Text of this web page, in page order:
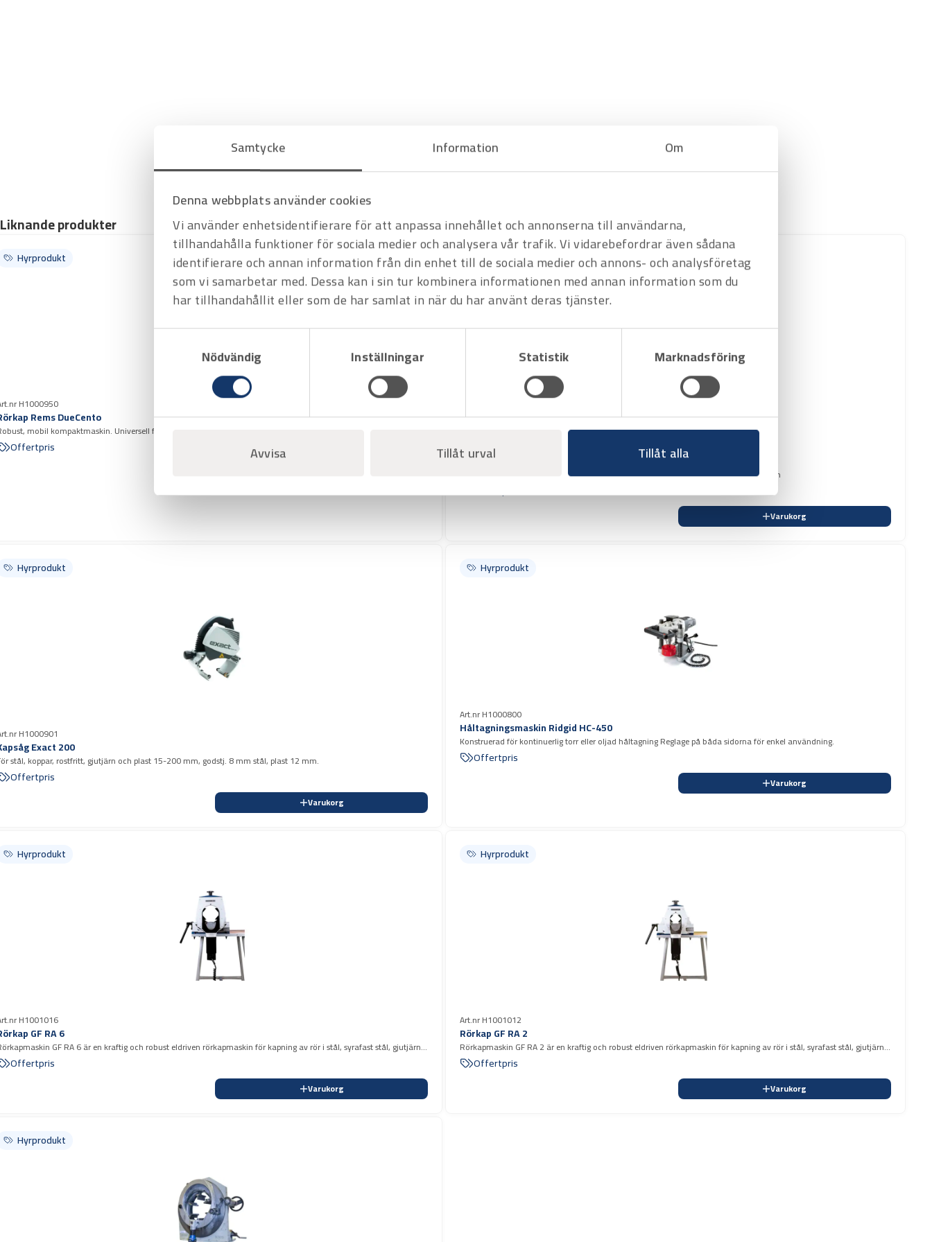
Samtycke Information Om
Denna webbplats använder cookies
Vi använder enhetsidentifierare för att anpassa innehållet och annonserna till användarna,
tillhandahålla funktioner för sociala medier och analysera vår trafik. Vi vidarebefordrar även sådana
identifierare och annan information från din enhet till de sociala medier och annons- och analysföretag
som vi samarbetar med. Dessa kan i sin tur kombinera informationen med annan information som du
har tillhandahållit eller som de har samlat in när du har använt deras tjänster.
Nödvändig
Inställningar Statistik Marknadsföring
Avvisa Tillåt urval Tillåt alla
Liknande produkter
Hyrprodukt
H1000950
Rems DueCento
mobil kompaktmaskin. Universell för kapning av rör.
Offertpris
Hyrprodukt
Art.nr H1350300
Gängmaskin Ridgid 300, max 2 tum
Arbetar med samma gänghuvuden som 535-maskinerna inkl. stativ, exkl gänghuvuden
Offertpris
Varukorg
Hyrprodukt
H1000901
Exact 200
stål, koppar, rostfritt, gjutjärn och plast 15-200 mm, godstj. 8 mm stål, plast 12 mm.
Offertpris
Varukorg
Hyrprodukt
Art.nr H1000800
Håltagningsmaskin Ridgid HC-450
Konstruerad för kontinuerlig torr eller oljad håltagning Reglage på båda sidorna för enkel användning.
Offertpris
Varukorg
Hyrprodukt
H1001016
GF RA 6
GF RA 6 är en kraftig och robust eldriven rörkapmaskin för kapning av rör i stål, syrafast stål, gjutjärn,
koppar och plast
Offertpris
Varukorg
Hyrprodukt
Art.nr H1001012
Rörkap GF RA 2
Rörkapmaskin GF RA 2 är en kraftig och robust eldriven rörkapmaskin för kapning av rör i stål, syrafast stål, gjutjärn,
aluminium, koppar och plast.
Offertpris
Varukorg
Hyrprodukt